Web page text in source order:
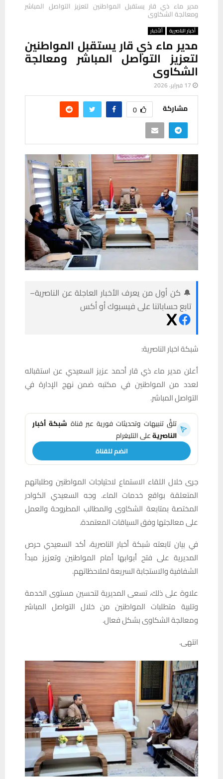
مدير ماء ذي قار يستقبل المواطنين لتعزيز التواصل المباشر
ومعالجة الشكاوى
أخبار الناصرية ألأخبار
مدير ماء ذي قار يستقبل المواطنين
لتعزيز التواصل المباشر ومعالجة
الشكاوى
17 فبراير، 2026
مشاركة 0
🔔 كن أول من يعرف الأخبار العاجلة عن الناصرية–
تابع حساباتنا على فيسبوك أو أكس
شبكة اخبار الناصرية:
أعلن مدير ماء ذي قار أحمد عزيز السعيدي عن استقباله
لعدد من المواطنين في مكتبه ضمن نهج الإدارة في
التواصل المباشر.
تلقَّ تنبيهات وتحديثات فورية عبر قناة شبكة أخبار
الناصريةعلى التليغرام
انضم للقناة
جرى خلال اللقاء الاستماع لاحتياجات المواطنين وطلباتهم
المتعلقة بواقع خدمات الماء. وجه السعيدي الكوادر
المختصة بمتابعة الشكاوى والمطالب المطروحة والعمل
على معالجتها وفق السياقات المعتمدة.
في بيان تابعته شبكة أخبار الناصرية، أكد السعيدي حرص
المديرية على فتح أبوابها أمام المواطنين وتعزيز مبدأ
الشفافية والاستجابة السريعة لملاحظاتهم.
علاوة على ذلك، تسعى المديرية لتحسين مستوى الخدمة
وتلبية متطلبات المواطنين من خلال التواصل المباشر
ومعالجة الشكاوى بشكل فعال.
انتهى.